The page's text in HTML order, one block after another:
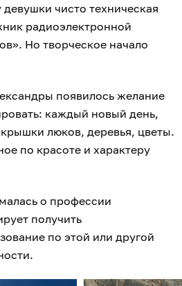
чисто техническая
радиоэлектронной
Но творческое начало
появилось желание
каждый новый день,
люков, деревья, цветы.
по красоте и характеру
о профессии
получить
по этой или другой